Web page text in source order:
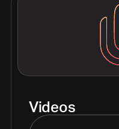
Videos